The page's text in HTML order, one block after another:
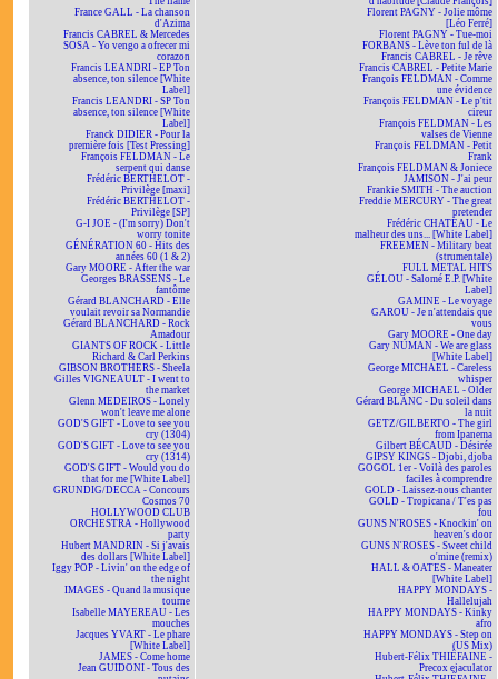
France GALL - La chanson
d'Azima
Francis CABREL & Mercedes
SOSA - Yo vengo a ofrecer mi
corazon
Francis LEANDRI - EP Ton
absence, ton silence [White
Label]
Francis LEANDRI - SP Ton
absence, ton silence [White
Label]
Franck DIDIER - Pour la
première fois [Test Pressing]
François FELDMAN - Le
serpent qui danse
Frédéric BERTHELOT -
Privilège [maxi]
Frédéric BERTHELOT -
Privilège [SP]
G-I JOE - (I'm sorry) Don't
worry tonite
GÉNÉRATION 60 - Hits des
années 60 (1 & 2)
Gary MOORE - After the war
Georges BRASSENS - Le
fantôme
Gérard BLANCHARD - Elle
voulait revoir sa Normandie
Gérard BLANCHARD - Rock
Amadour
GIANTS OF ROCK - Little
Richard & Carl Perkins
GIBSON BROTHERS - Sheela
Gilles VIGNEAULT - I went to
the market
Glenn MEDEIROS - Lonely
won't leave me alone
GOD'S GIFT - Love to see you
cry (1304)
GOD'S GIFT - Love to see you
cry (1314)
GOD'S GIFT - Would you do
that for me [White Label]
GRUNDIG/DECCA - Concours
Cosmos 70
HOLLYWOOD CLUB
ORCHESTRA - Hollywood
party
Hubert MANDRIN - Si j'avais
des dollars [White Label]
Iggy POP - Livin' on the edge of
the night
IMAGES - Quand la musique
tourne
Isabelle MAYEREAU - Les
mouches
Jacques YVART - Le phare
[White Label]
JAMES - Come home
Jean GUIDONI - Tous des
Florent PAGNY - Jolie môme
[Léo Ferré]
Florent PAGNY - Tue-moi
FORBANS - Lève ton ful de là
Francis CABREL - Je rêve
Francis CABREL - Petite Marie
François FELDMAN - Comme
une évidence
François FELDMAN - Le p'tit
cireur
François FELDMAN - Les
valses de Vienne
François FELDMAN - Petit
Frank
François FELDMAN & Joniece
JAMISON - J'ai peur
Frankie SMITH - The auction
Freddie MERCURY - The great
pretender
Frédéric CHATEAU - Le
malheur des uns... [White Label]
FREEMEN - Military beat
(strumentale)
FULL METAL HITS
GÉLOU - Salomé E.P. [White
Label]
GAMINE - Le voyage
GAROU - Je n'attendais que
vous
Gary MOORE - One day
Gary NUMAN - We are glass
[White Label]
George MICHAEL - Careless
whisper
George MICHAEL - Older
Gérard BLANC - Du soleil dans
la nuit
GETZ/GILBERTO - The girl
from Ipanema
Gilbert BÉCAUD - Désirée
GIPSY KINGS - Djobi, djoba
GOGOL 1er - Voilà des paroles
faciles à comprendre
GOLD - Laissez-nous chanter
GOLD - Tropicana / T'es pas
fou
GUNS N'ROSES - Knockin' on
heaven's door
GUNS N'ROSES - Sweet child
o'mine (remix)
HALL & OATES - Maneater
[White Label]
HAPPY MONDAYS -
Hallelujah
HAPPY MONDAYS - Kinky
afro
HAPPY MONDAYS - Step on
(US Mix)
Hubert-Félix THIÉFAINE -
Precox ejaculator